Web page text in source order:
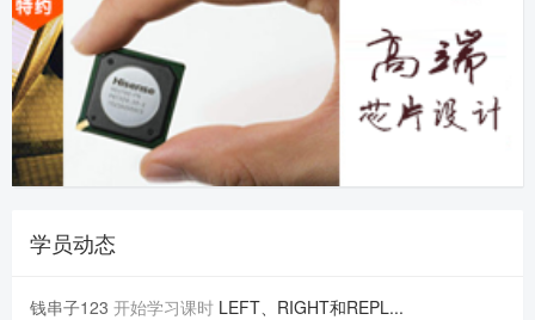
学员动态
钱串子123 开始学习课时 LEFT、RIGHT和REPL...